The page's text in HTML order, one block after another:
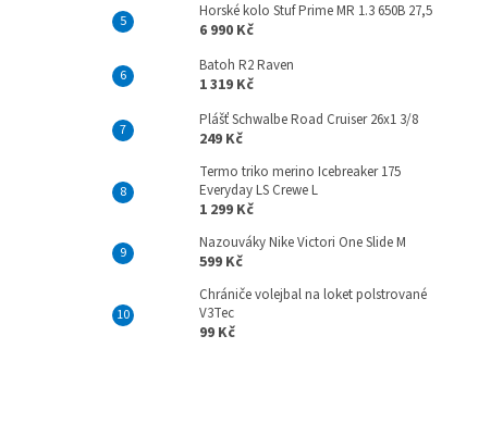
Horské kolo Stuf Prime MR 1.3 650B 27,5
6 990 Kč
Batoh R2 Raven
1 319 Kč
Plášť Schwalbe Road Cruiser 26x1 3/8
249 Kč
Termo triko merino Icebreaker 175
Everyday LS Crewe L
1 299 Kč
Nazouváky Nike Victori One Slide M
599 Kč
Chrániče volejbal na loket polstrované
V3Tec
99 Kč